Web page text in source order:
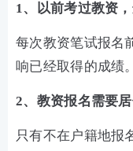
1、以前考过教资
每次教资笔试报名
响已经取得的成绩。
2、教资报名需要
只有不在户籍地报